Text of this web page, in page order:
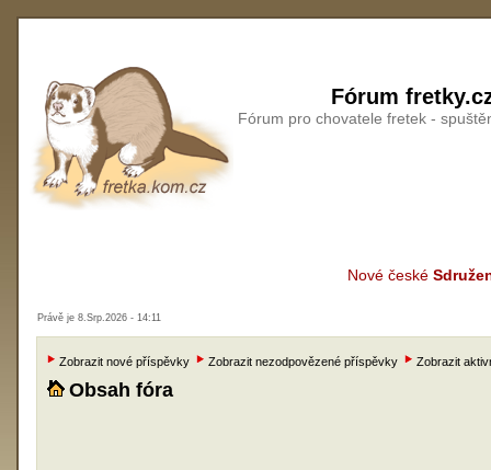
Fórum
Fórum pro chovatele fretek -
Nové české
Právě je 8.Srp.2026 - 14:11
Zobrazit nové příspěvky Zobrazit nezodpovězené příspěvky Zobrazit
Obsah fóra